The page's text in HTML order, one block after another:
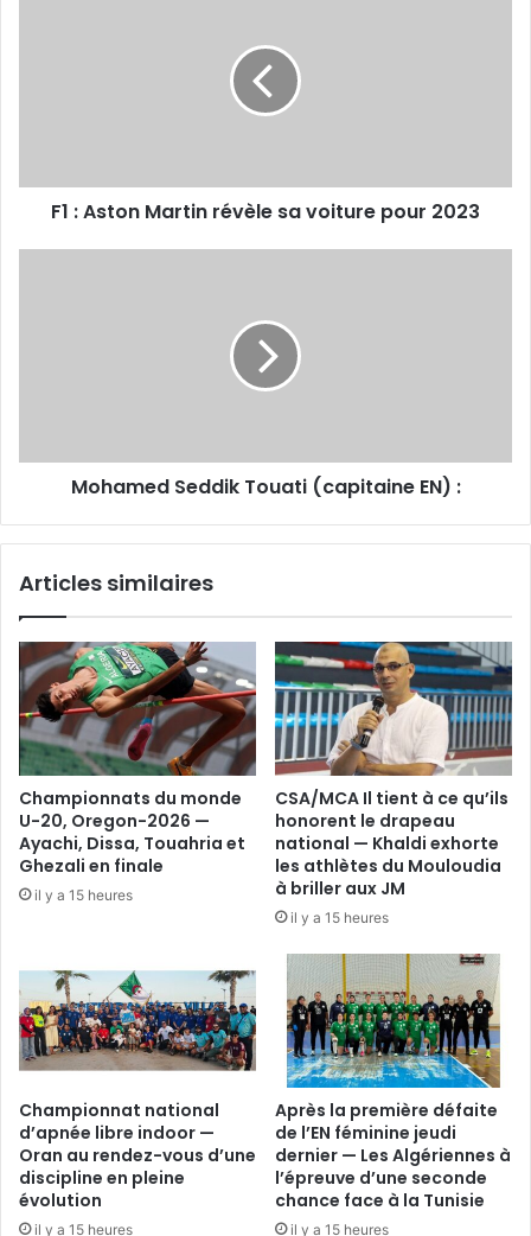
2023
F1 : Aston Martin révèle sa voiture pour 2023
Mohamed Seddik Touati (capitaine EN) :
Articles similaires
Championnats du monde
U-20, Oregon-2026 —
Ayachi, Dissa, Touahria et
Ghezali en finale
il y a 15 heures
CSA/MCA Il tient à ce qu’ils
honorent le drapeau
national — Khaldi exhorte
les athlètes du Mouloudia
à briller aux JM
il y a 15 heures
Championnat national
d’apnée libre indoor —
Oran au rendez-vous d’une
discipline en pleine
évolution
il y a 15 heures
Après la première défaite
de l’EN féminine jeudi
dernier — Les Algériennes à
l’épreuve d’une seconde
chance face à la Tunisie
il y a 15 heures